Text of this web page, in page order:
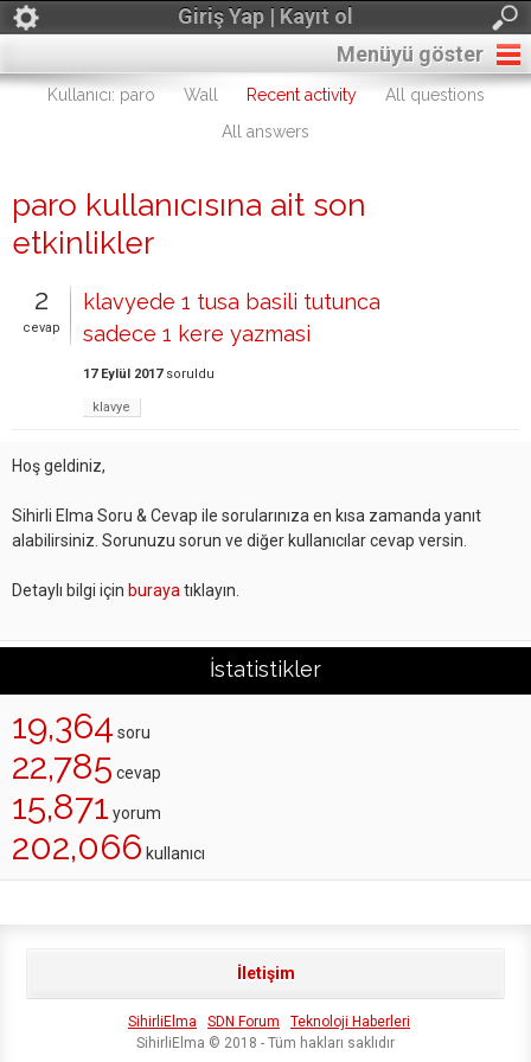
Giriş Yap | Kayıt ol
Menüyü göster
Kullanıcı: paro Wall Recent activity
All questions
All answers
paro kullanıcısına ait son
etkinlikler
2
cevap
klavyede 1 tusa basili tutunca
sadece 1 kere yazmasi
17 Eylül 2017 soruldu
klavye
Hoş geldiniz,
Sihirli Elma Soru & Cevap ile sorularınıza en kısa zamanda yanıt
alabilirsiniz. Sorunuzu sorun ve diğer kullanıcılar cevap versin.
Detaylı bilgi için buraya tıklayın.
İstatistikler
19,364 soru
22,785 cevap
15,871 yorum
202,066 kullanıcı
İletişim
SihirliElma SDN Forum
Teknoloji Haberleri
SihirliElma © 2018 - Tüm hakları saklıdır